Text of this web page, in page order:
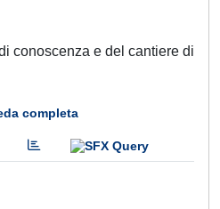
conoscenza e del cantiere di
completa